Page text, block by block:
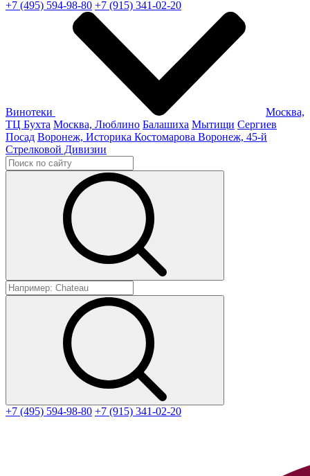
+7 (495) 594-98-80 +7 (915) 341-02-20
Винотеки
Москва,
ТЦ Бухта Москва, Люблино Балашиха Мытищи Сергиев
Посад Воронеж, Историка Костомарова Воронеж, 45-й
Стрелковой Дивизии
+7 (495) 594-98-80 +7 (915) 341-02-20